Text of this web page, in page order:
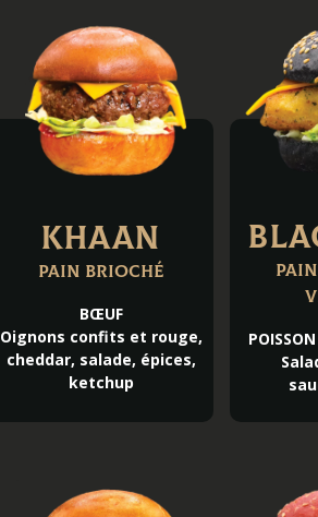
KHAAN
Pain brioché
BŒUF
Oignons confits et rouge,
cheddar, salade, épices,
ketchup